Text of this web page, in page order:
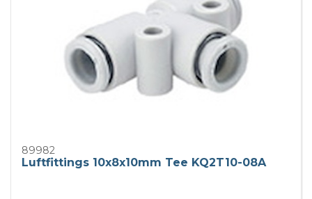
89982
Luftfittings 10x8x10mm Tee KQ2T10-08A